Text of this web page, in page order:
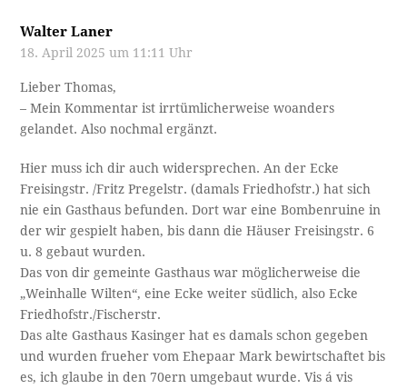
Walter Laner
18. April 2025 um 11:11 Uhr
Lieber Thomas,
– Mein Kommentar ist irrtümlicherweise woanders
gelandet. Also nochmal ergänzt.
Hier muss ich dir auch widersprechen. An der Ecke
Freisingstr. /Fritz Pregelstr. (damals Friedhofstr.) hat sich
nie ein Gasthaus befunden. Dort war eine Bombenruine in
der wir gespielt haben, bis dann die Häuser Freisingstr. 6
u. 8 gebaut wurden.
Das von dir gemeinte Gasthaus war möglicherweise die
„Weinhalle Wilten“, eine Ecke weiter südlich, also Ecke
Friedhofstr./Fischerstr.
Das alte Gasthaus Kasinger hat es damals schon gegeben
und wurden frueher vom Ehepaar Mark bewirtschaftet bis
es, ich glaube in den 70ern umgebaut wurde. Vis á vis